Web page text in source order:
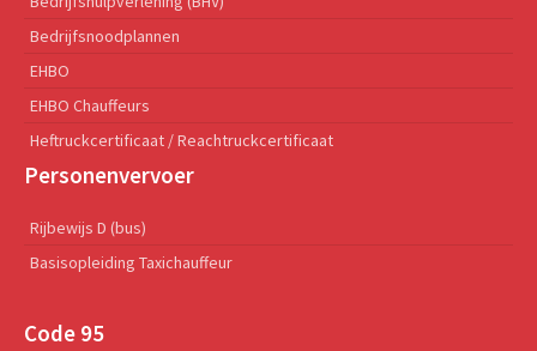
Bedrijfsnoodplannen
EHBO
EHBO Chauffeurs
Heftruckcertificaat / Reachtruckcertificaat
Personenvervoer
Rijbewijs D (bus)
Basisopleiding Taxichauffeur
Code 95